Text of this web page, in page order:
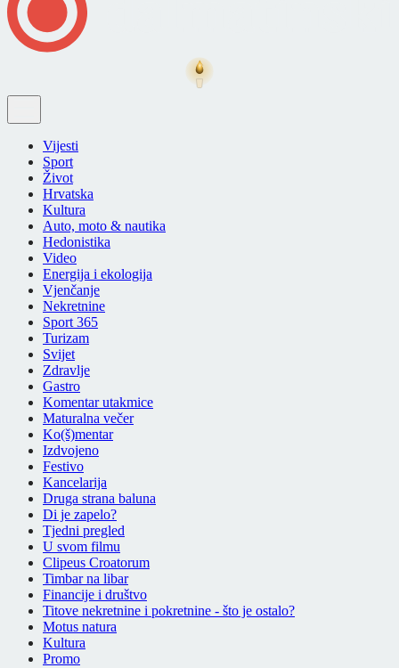
Vijesti
Sport
Život
Hrvatska
Kultura
Auto, moto & nautika
Hedonistika
Video
Energija i ekologija
Vjenčanje
Nekretnine
Sport 365
Turizam
Svijet
Zdravlje
Gastro
Komentar utakmice
Maturalna večer
Ko(š)mentar
Izdvojeno
Festivo
Kancelarija
Druga strana baluna
Di je zapelo?
Tjedni pregled
U svom filmu
Clipeus Croatorum
Timbar na libar
Financije i društvo
Titove nekretnine i pokretnine - što je ostalo?
Motus natura
Kultura
Promo